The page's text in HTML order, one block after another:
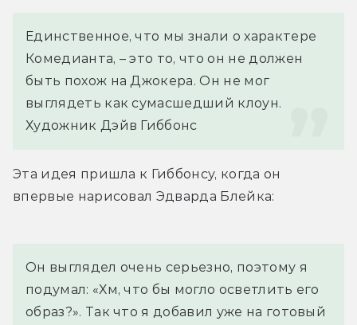
Единственное, что мы знали о характере
Комедианта, – это то, что он не должен
быть похож на Джокера. Он не мог
выглядеть как сумасшедший клоун.
Художник Дэйв Гиббонс
Эта идея пришла к Гиббонсу, когда он
впервые нарисовал Эдварда Блейка:
Он выглядел очень серьезно, поэтому я
подумал: «Хм, что бы могло осветлить его
образ?». Так что я добавил уже на готовый